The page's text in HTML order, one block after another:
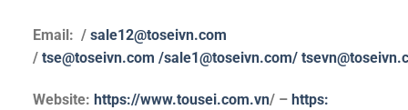
Email: / sale12@toseivn.com
/ tse@toseivn.com /sale1@toseivn.com/
Website: https://www.tousei.com.vn/ – https: